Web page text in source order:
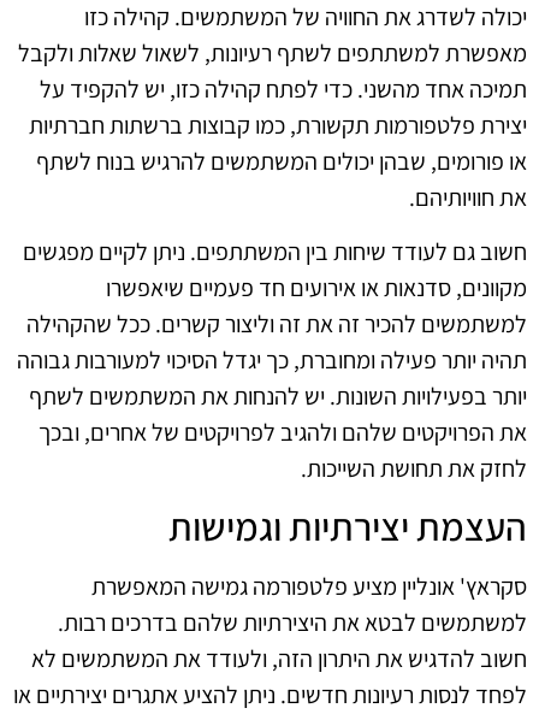
יכולה לשדרג את החוויה של המשתמשים. קהילה כזו
מאפשרת למשתתפים לשתף רעיונות, לשאול שאלות ולקבל
תמיכה אחד מהשני. כדי לפתח קהילה כזו, יש להקפיד על
יצירת פלטפורמות תקשורת, כמו קבוצות ברשתות חברתיות
או פורומים, שבהן יכולים המשתמשים להרגיש בנוח לשתף
את חוויותיהם.
חשוב גם לעודד שיחות בין המשתתפים. ניתן לקיים מפגשים
מקוונים, סדנאות או אירועים חד פעמיים שיאפשרו
למשתמשים להכיר זה את זה וליצור קשרים. ככל שהקהילה
תהיה יותר פעילה ומחוברת, כך יגדל הסיכוי למעורבות גבוהה
יותר בפעילויות השונות. יש להנחות את המשתמשים לשתף
את הפרויקטים שלהם ולהגיב לפרויקטים של אחרים, ובכך
לחזק את תחושת השייכות.
העצמת יצירתיות וגמישות
סקראץ' אונליין מציע פלטפורמה גמישה המאפשרת
למשתמשים לבטא את היצירתיות שלהם בדרכים רבות.
חשוב להדגיש את היתרון הזה, ולעודד את המשתמשים לא
לפחד לנסות רעיונות חדשים. ניתן להציע אתגרים יצירתיים או